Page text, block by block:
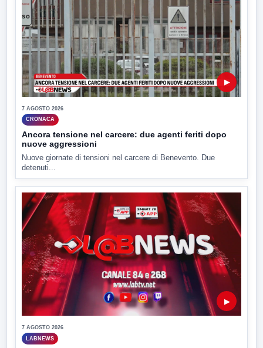
▶
7 AGOSTO 2026
CRONACA
Ancora tensione nel carcere: due agenti feriti dopo
nuove aggressioni
Nuove giornate di tensioni nel carcere di Benevento. Due
detenuti...
▶
7 AGOSTO 2026
LABNEWS